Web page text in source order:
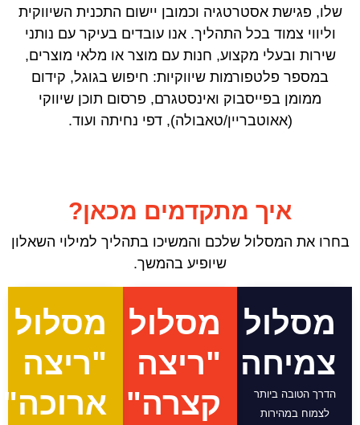
שלו, פגישת אסטרטגיה וכמובן יישום התכנית השיווקית
וליווי צמוד בכל התהליך. אנו עובדים בעיקר עם נותני
שירות ובעלי מקצוע, חנות עם מוצר או מלאי מוצרים,
במספר פלטפורמות שיווקיות: חיפוש בגוגל, קידום
ממומן בפייסבוק ואינסטגרם, פרסום תוכן שיווקי
(אאוטבריין/טאבולה), דפי נחיתה ועוד.
איך מתקדמים מכאן?
בחרו את המסלול שלכם והמשיכו בתהליך למילוי השאלון
שיופיע בהמשך.
מסלול
צמיחה
הדרך הטובה ביותר
לצמוח במהירות
מסלול
"ריצה
קצרה"
מסלול
"ריצה
ארוכה"​